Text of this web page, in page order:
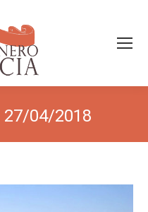
27/04/2018